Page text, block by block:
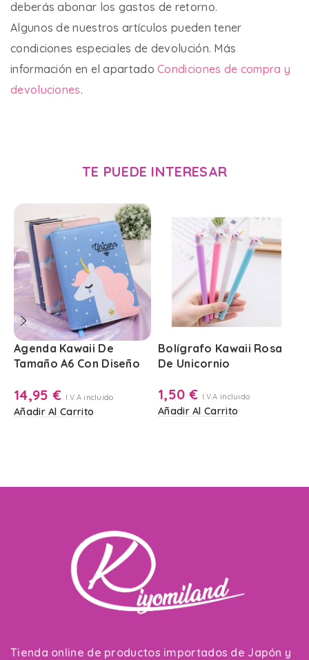
deberás abonar los gastos de retorno.
Algunos de nuestros artículos pueden tener
condiciones especiales de devolución. Más
información en el apartadoCondiciones de compra y
devoluciones.
TE PUEDE INTERESAR
Agenda Kawaii De
Tamaño A6 Con Diseño
14,95€ I.V.A incluido
Añadir Al Carrito
Bolígrafo Kawaii Rosa
De Unicornio
1,50€ I.V.A incluido
Añadir Al Carrito
Tienda online de productos importados de Japón y